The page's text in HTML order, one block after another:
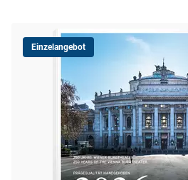
Einzelangebot